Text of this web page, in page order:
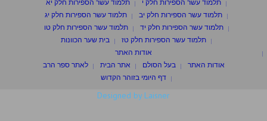
תלמוד עשר הספירות חלק י
תלמוד עשר הספירות חלק יא
תלמוד עשר הספירות חלק יב
תלמוד עשר הספירות חלק יג
תלמוד עשר הספירות חלק יד
תלמוד עשר הספירות חלק טו
תלמוד עשר הספירות חלק טז
בית שער הכוונות
אודות האתר
אודות האתר
בעל הסולם אתר הבית
לאתר ספר הרב
דף היומי בזוהר הקדוש
Designed by Laisner